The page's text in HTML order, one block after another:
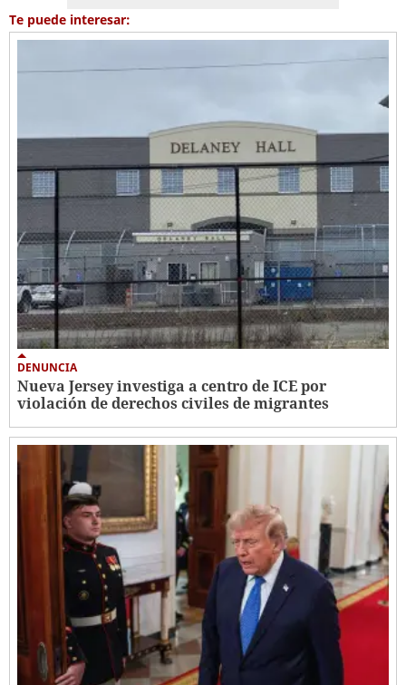
Te puede interesar:
DENUNCIA
Nueva Jersey investiga a centro de ICE por
violación de derechos civiles de migrantes